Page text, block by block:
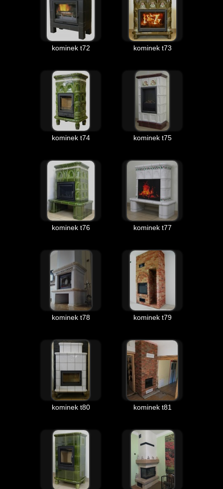
kominek t72 kominek t73
kominek t74 kominek t75
kominek t76 kominek t77
kominek t78 kominek t79
kominek t80 kominek t81